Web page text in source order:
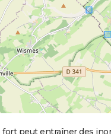
fort peut entraîner des